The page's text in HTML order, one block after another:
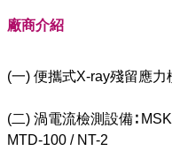
廠商介紹
(一) 便攜式X-ray殘留應力
(二) 渦電流檢測設備∶
MTD-100 / NT-2